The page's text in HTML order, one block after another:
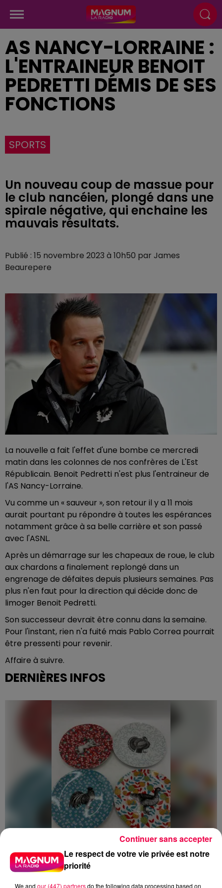
AS NANCY-LORRAINE :
L'ENTRAINEUR BENOIT
PEDRETTI DÉMIS DE SES
FONCTIONS
SPORTS
Un nouveau coup de massue pour
le club nancéien, plongé dans une
spirale négative, qui enchaine les
mauvais résultats.
Publié : 15 novembre 2023 à 10h50 par James
Beaurepere
La nouvelle a fait l'effet d'une bombe ce mercredi
matin dans les colonnes de nos confrères de L'Est
Républicain. Benoit Pedretti n'est plus l'entraineur de
l'AS Nancy-Lorraine.
Vu comme un « sauveur », son retour il y a 11 mois
aurait pourtant pu répondre à toutes les espérances
notamment grâce à sa belle carrière et son passé
avec l'ASNL.
Après un démarrage sur les chapeaux de roue, le club
aux chardons a finalement replongé dans un
engrenage de défaites depuis plusieurs semaines. Pas
plus n'en faut pour la direction qui décide donc de
limoger Benoit Pedretti.
Son successeur devrait être connu dans la semaine.
Pour l'instant, rien n'a fuité mais Pablo Correa pourrait
être pressenti pour revenir.
Affaire à suivre.
DERNIÈRES INFOS
5 août 2026
Le respect de votre vie privée est notre
priorité
We and our (447) partnersdo the following data processing based on
Continuer sans accepter